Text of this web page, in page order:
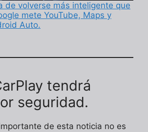
de volverse más inteligente que
mete YouTube, Maps y
Auto.
tendrá
seguridad.
de esta noticia no es